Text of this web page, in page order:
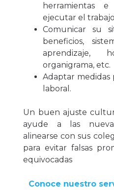
herramientas
ejecutar el
Comunicar su
beneficios,
aprendizaje,
organigrama, etc.
Adaptar medidas
laboral.
Un buen ajuste
ayude a las
alinearse con sus
para evitar falsas
equivocadas
Conoce nuestro